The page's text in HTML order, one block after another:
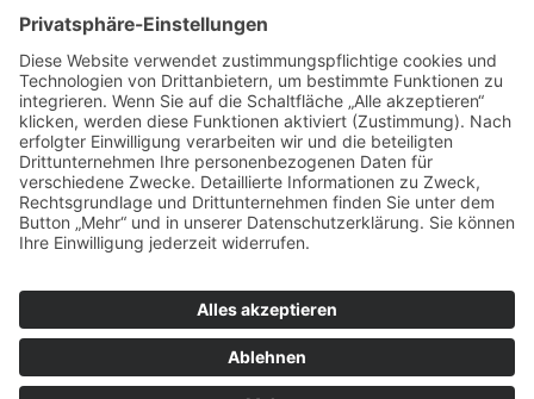
Alle
Stellenangebote
Downloads
Datenschutz
Impressum